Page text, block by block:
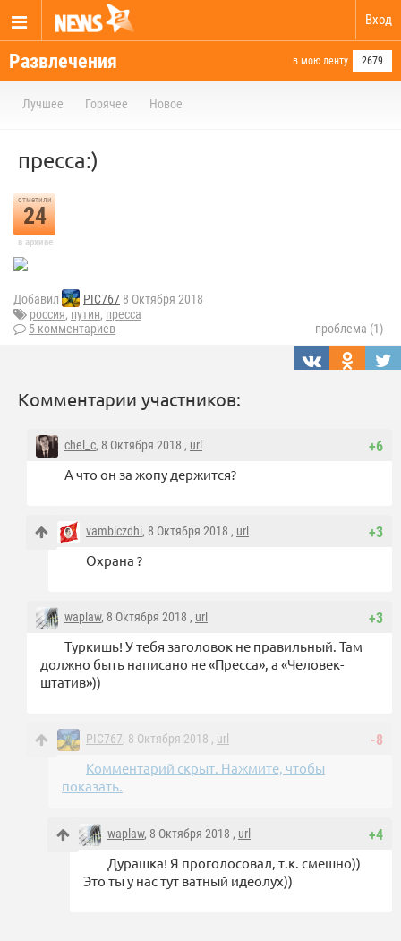
Вход
Развлечения в мою ленту 2679
Лучшее Горячее Новое
пресса:)
отметили
24
в архиве
Добавил PIC767 8 Октября 2018
россия, путин, пресса
5 комментариев
проблема (1)
Комментарии участников:
+6
chel_c, 8 Октября 2018 , url
А что он за жопу держится?
+3
vambiczdhi, 8 Октября 2018 , url
Охрана ?
+3
waplaw, 8 Октября 2018 , url
Туркишь! У тебя заголовок не правильный. Там
должно быть написано не «Пресса», а «Человек-
штатив»))
-8
PIC767, 8 Октября 2018 , url
Комментарий скрыт. Нажмите, чтобы
показать.
+4
waplaw, 8 Октября 2018 , url
Дурашка! Я проголосовал, т.к. смешно))
Это ты у нас тут ватный идеолух))